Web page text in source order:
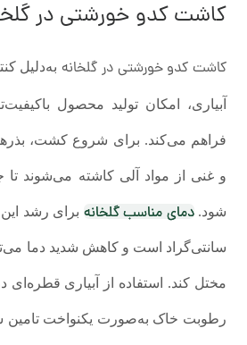
کاشت کدو خورشتی در
کاشت کدو خورشتی در گلخانهبه‌دلیل
آبیاری، امکان تولید محصول
فراهم می‌کند. برای شروع کشت،
و غنی از مواد آلی کاشته می‌شوند تا
شود.دمای مناسب گلخانه
سانتی‌گراد است و کاهش شدید دما
مختل کند. استفاده از آبیاری
رطوبت خاک به‌صورت یکنواخت تامین